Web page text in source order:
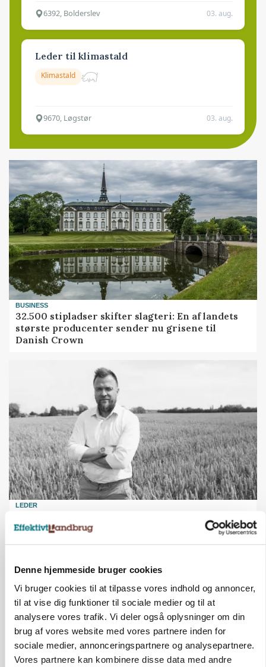
Denne hjemmeside bruger cookies
Vi bruger cookies til at tilpasse vores indhold og annoncer,
til at vise dig funktioner til sociale medier og til at
analysere vores trafik. Vi deler også oplysninger om din
brug af vores website med vores partnere inden for
sociale medier, annonceringspartnere og analysepartnere.
Vores partnere kan kombinere disse data med andre
6392, Bolderslev 03. aug.
Leder til klimastald
Klimastald
9670, Løgstør 03. aug.
BUSINESS
32.500 stipladser skifter slagteri: En af landets
største producenter sender nu grisene til
Danish Crown
LEDER
økoproduktion